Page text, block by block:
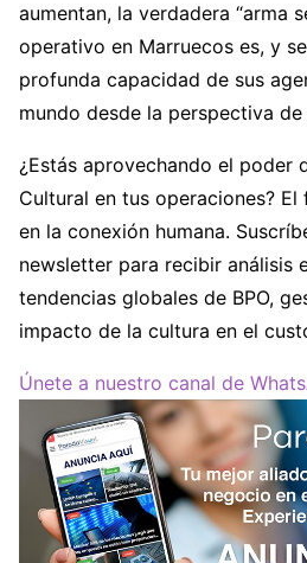
aumentan, la verdadera “arma
operativo en Marruecos es, y
profunda capacidad de sus
mundo desde la perspectiva
¿Estás aprovechando el poder
Cultural en tus operaciones? El
en la conexión humana.
newsletter para recibir análisis
tendencias globales de BPO,
impacto de la cultura en el
Únete a nuestro canal de